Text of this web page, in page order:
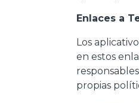
Enlaces a
Los
en estos
propias